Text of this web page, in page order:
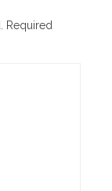
Required